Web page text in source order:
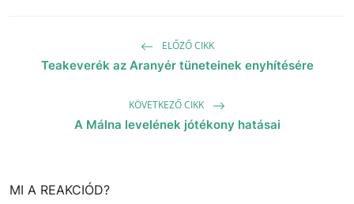
ELŐZŐ CIKK
Teakeverék az Aranyér tüneteinek enyhítésére
KÖVETKEZŐ CIKK
A Málna levelének jótékony hatásai
MI A REAKCIÓD?